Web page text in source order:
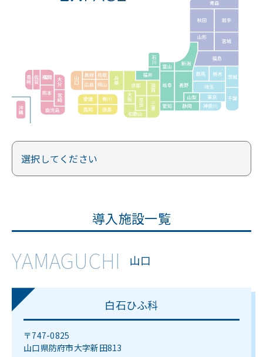
導入施設一覧
YAMAGUCHI 山口
白石ひふ科
〒747-0825
山口県防府市大字新田813